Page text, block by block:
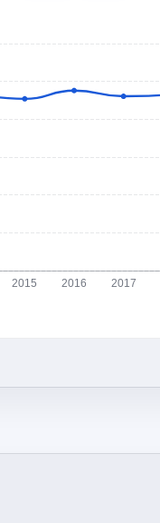
2015 2016 2017